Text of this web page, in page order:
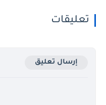
تعليقات
إرسال تعليق